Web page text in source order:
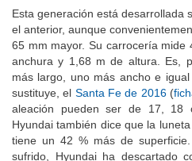
Esta generación está desarrollada
el anterior, aunque
65 mm mayor. Su carrocería
anchura y 1,68 m de altura. Es,
más largo, uno más ancho e
sustituye, elSanta Fe de 2016 (
aleación pueden ser de 17, 18
Hyundai también dice que la
tiene un 42 % más de